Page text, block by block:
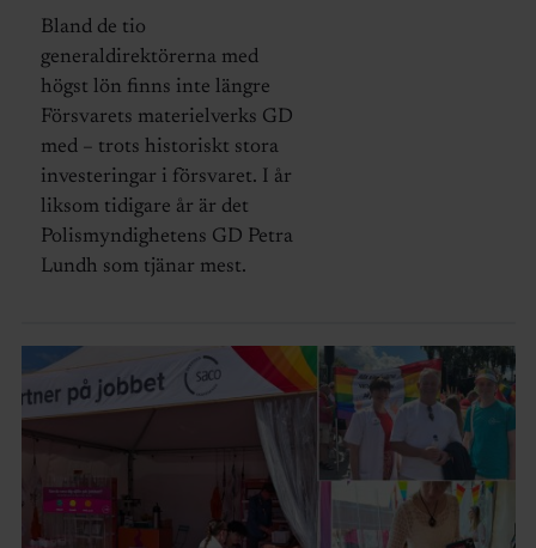
Bland de tio
generaldirektörerna med
högst lön finns inte längre
Försvarets materielverks GD
med – trots historiskt stora
investeringar i försvaret. I år
liksom tidigare år är det
Polismyndighetens GD Petra
Lundh som tjänar mest.